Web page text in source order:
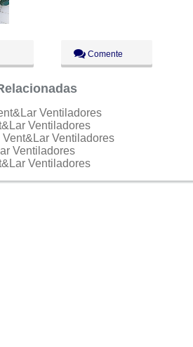
Comente
Ventiladores
Ventiladores
Vent&Lar Ventiladores
Ventiladores
Ventiladores